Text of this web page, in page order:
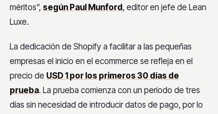
méritos”, según Paul Munford , editor en jefe de Lean
Luxe.
La dedicación de Shopify a facilitar a las pequeñas
empresas el inicio en el ecommerce se refleja en el
precio de USD 1 por los primeros 30 días de
prueba. La prueba comienza con un período de tres
días sin necesidad de introducir datos de pago, por lo